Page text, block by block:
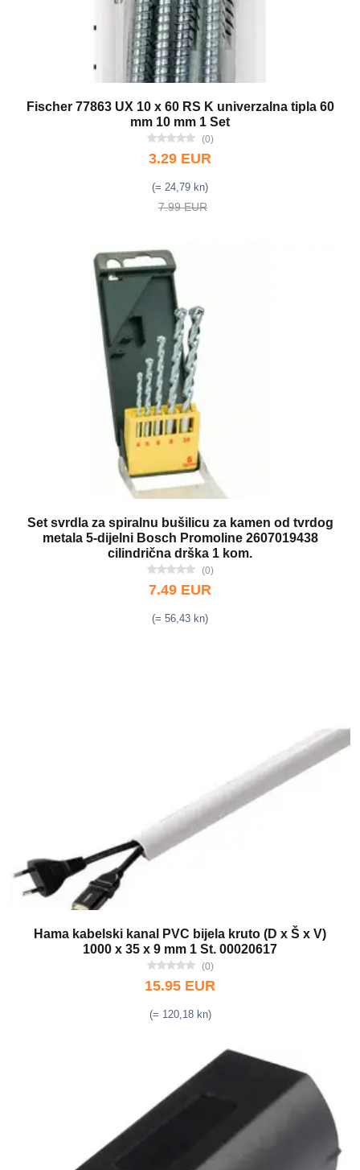
Fischer 77863 UX 10 x 60 RS K univerzalna tipla 60
mm 10 mm 1 Set
(0)
3.29 EUR
(= 24,79 kn)
7.99 EUR
Set svrdla za spiralnu bušilicu za kamen od tvrdog
metala 5-dijelni Bosch Promoline 2607019438
cilindrična drška 1 kom.
(0)
7.49 EUR
(= 56,43 kn)
Hama kabelski kanal PVC bijela kruto (D x Š x V)
1000 x 35 x 9 mm 1 St. 00020617
(0)
15.95 EUR
(= 120,18 kn)